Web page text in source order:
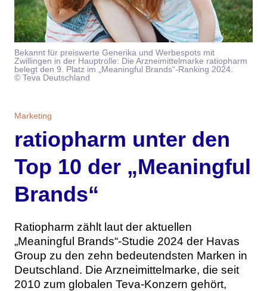
Mediadaten
Themen
Marketing
Studien
Digital Health
Personen
Magazin
Ausgabenarchiv
Abonnement
Team
Werben
Bekannt für preiswerte Generika und Werbespots mit
Zwillingen in der Hauptrolle: Die Arzneimittelmarke ratiopharm
belegt den 9. Platz im „Meaningful Brands“-Ranking 2024.
© Teva Deutschland
Marketing
ratiopharm unter den
Top 10 der „Meaningful
Brands“
Ratiopharm zählt laut der aktuellen
„Meaningful Brands“-Studie 2024 der Havas
Group zu den zehn bedeutendsten Marken in
Deutschland. Die Arzneimittelmarke, die seit
2010 zum globalen Teva-Konzern gehört,